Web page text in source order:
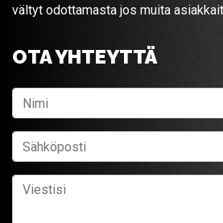
vältyt odottamasta jos muita
OTA YHTEYTTÄ